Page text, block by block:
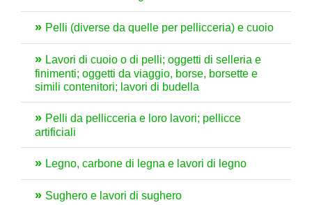
Pelli (diverse da quelle per pellicceria) e cuoio
Lavori di cuoio o di pelli; oggetti di selleria e
finimenti; oggetti da viaggio, borse, borsette e
simili contenitori; lavori di budella
Pelli da pellicceria e loro lavori; pellicce
artificiali
Legno, carbone di legna e lavori di legno
Sughero e lavori di sughero